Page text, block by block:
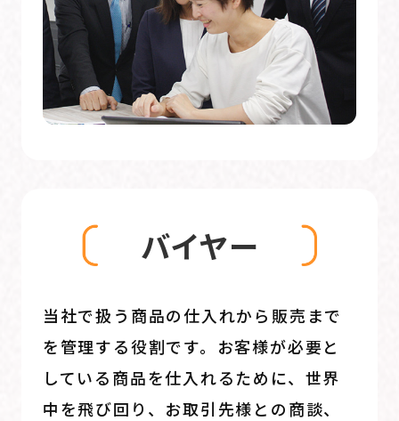
バイヤー
当社で扱う商品の仕入れから販売まで
を管理する役割です。お客様が必要と
している商品を仕入れるために、世界
中を飛び回り、お取引先様との商談、